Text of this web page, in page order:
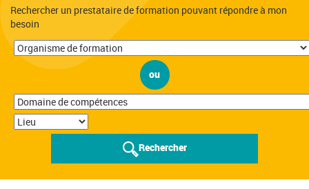
Rechercher un prestataire de formation pouvant répondre à mon
besoin
ou
Rechercher